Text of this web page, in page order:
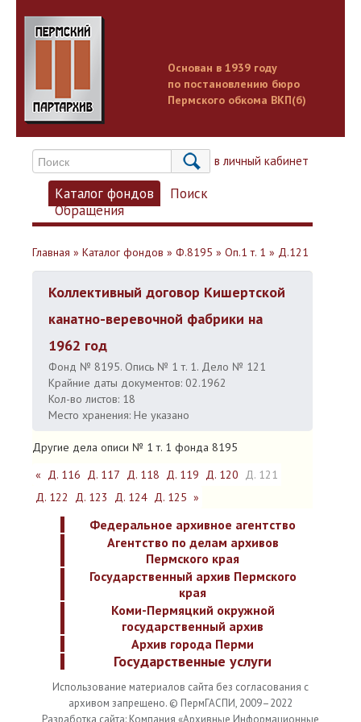
Основан в 1939 году
по постановлению бюро
Пермского обкома ВКП(б)
Вход в личный кабинет
Каталог фондов
Поиск
Обращения
Главная » Каталог фондов » Ф.8195 » Оп.1 т. 1 » Д.121
Коллективный договор Кишертской
канатно-веревочной фабрики на
1962 год
Фонд № 8195. Опись № 1 т. 1. Дело № 121
Крайние даты документов: 02.1962
Кол-во листов: 18
Место хранения: Не указано
Другие дела описи № 1 т. 1 фонда 8195
« Д. 116 Д. 117 Д. 118 Д. 119 Д. 120 Д. 121
Д. 122
Д. 123 Д. 124 Д. 125 »
Федеральное архивное агентство
Агентство по делам архивов
Пермского края
Государственный архив Пермского
края
Коми-Пермяцкий окружной
государственный архив
Архив города Перми
Государственные услуги
Использование материалов сайта без согласования с
архивом запрещено. © ПермГАСПИ, 2009–2022
Разработка сайта: Компания «Архивные Информационные